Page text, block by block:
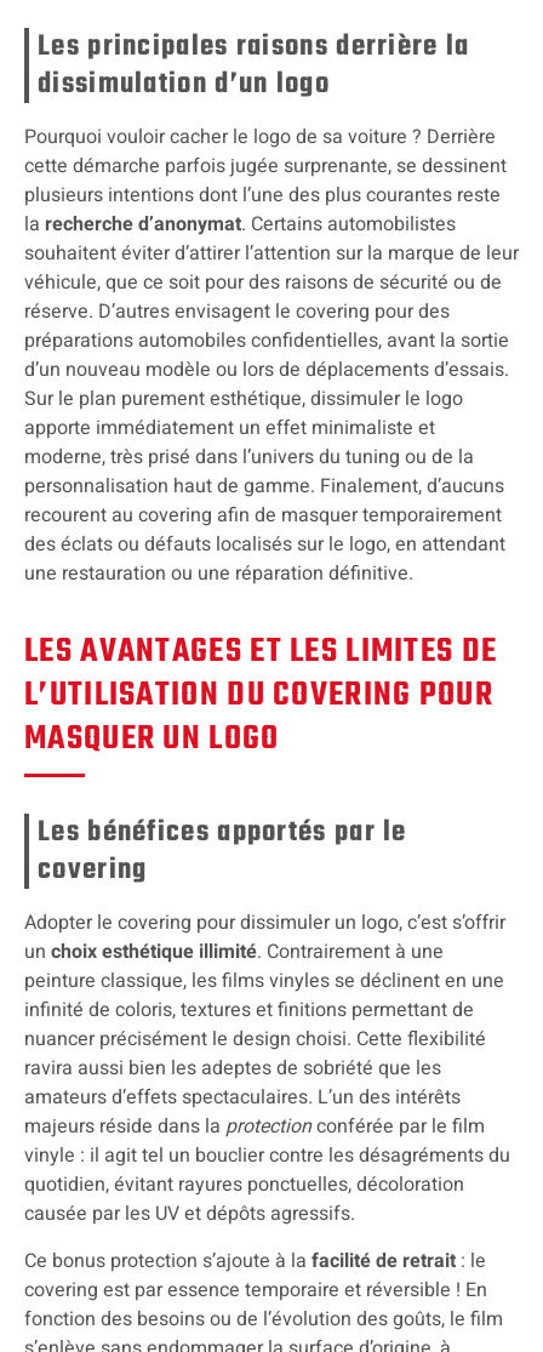
Les principales raisons derrière la
dissimulation d’un logo
Pourquoi vouloir cacher le logo de sa voiture ? Derrière
cette démarche parfois jugée surprenante, se dessinent
plusieurs intentions dont l’une des plus courantes reste
la recherche d’anonymat. Certains automobilistes
souhaitent éviter d’attirer l’attention sur la marque de leur
véhicule, que ce soit pour des raisons de sécurité ou de
réserve. D’autres envisagent le covering pour des
préparations automobiles confidentielles, avant la sortie
d’un nouveau modèle ou lors de déplacements d’essais.
Sur le plan purement esthétique, dissimuler le logo
apporte immédiatement un effet minimaliste et
moderne, très prisé dans l’univers du tuning ou de la
personnalisation haut de gamme. Finalement, d’aucuns
recourent au covering afin de masquer temporairement
des éclats ou défauts localisés sur le logo, en attendant
une restauration ou une réparation définitive.
LES AVANTAGES ET LES LIMITES DE
L’UTILISATION DU COVERING POUR
MASQUER UN LOGO
Les bénéfices apportés par le
covering
Adopter le covering pour dissimuler un logo, c’est s’offrir
un choix esthétique illimité. Contrairement à une
peinture classique, les films vinyles se déclinent en une
infinité de coloris, textures et finitions permettant de
nuancer précisément le design choisi. Cette flexibilité
ravira aussi bien les adeptes de sobriété que les
amateurs d’effets spectaculaires. L’un des intérêts
majeurs réside dans la protectionconférée par le film
vinyle : il agit tel un bouclier contre les désagréments du
quotidien, évitant rayures ponctuelles, décoloration
causée par les UV et dépôts agressifs.
Ce bonus protection s’ajoute à la facilité de retrait : le
covering est par essence temporaire et réversible ! En
fonction des besoins ou de l’évolution des goûts, le film